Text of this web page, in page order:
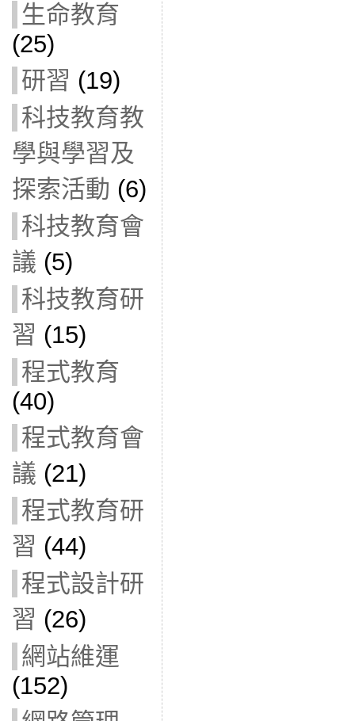
生命教育
(25)
研習 (19)
科技教育教
學與學習及
探索活動 (6)
科技教育會
議 (5)
科技教育研
習 (15)
程式教育
(40)
程式教育會
議 (21)
程式教育研
習 (44)
程式設計研
習 (26)
網站維運
(152)